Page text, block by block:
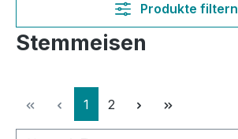
Produkte filtern
Stemmeisen
Seite
1 Seite
2